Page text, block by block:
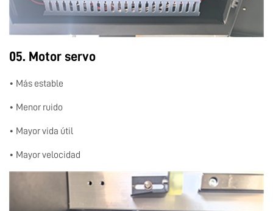
05. Motor servo
• Más estable
• Menor ruido
• Mayor vida útil
• Mayor velocidad